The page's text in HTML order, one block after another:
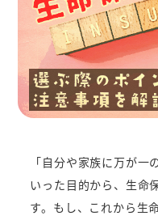
「自分や家族に万が
いった目的から、生命
す。もし、これから生